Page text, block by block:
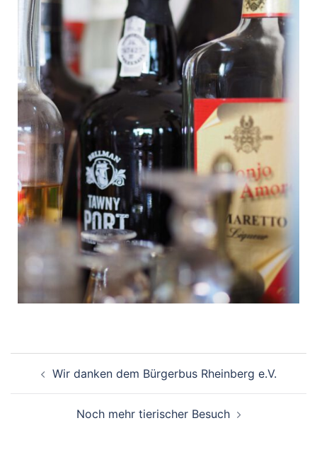
Wir danken dem Bürgerbus Rheinberg e.V.
Noch mehr tierischer Besuch